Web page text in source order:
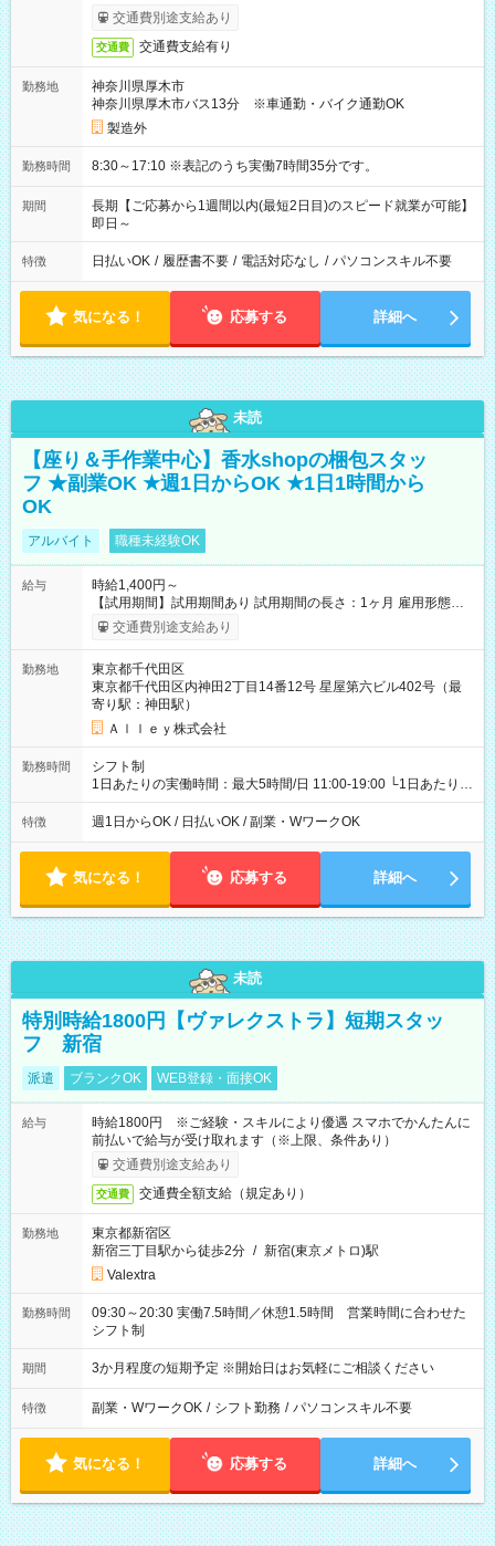
交通費別途支給あり
交通費 交通費支給有り
勤務地
神奈川県厚木市
神奈川県厚木市バス13分 ※車通勤・バイク通勤OK
製造外
勤務時間 8:30～17:10 ※表記のうち実働7時間35分です。
期間
長期【ご応募から1週間以内(最短2日目)のスピード就業が可能】
即日～
特徴 日払いOK / 履歴書不要 / 電話対応なし / パソコンスキル不要
気になる！ 応募する 詳細へ
未読
【座り＆手作業中心】香水shopの梱包スタッ
フ ★副業OK ★週1日からOK ★1日1時間から
OK
アルバイト 職種未経験OK
給与
時給1,400円～
【試用期間】試用期間あり 試用期間の長さ：1ヶ月 雇用形態、
給与は本採用時と同じです。
交通費別途支給あり
勤務地
東京都千代田区
東京都千代田区内神田2丁目14番12号 星屋第六ビル402号（最
寄り駅：神田駅）
Ａｌｌｅｙ株式会社
勤務時間
シフト制
1日あたりの実働時間：最大5時間/日 11:00-19:00 └1日あたりの
実働時間：1-5時間 └上記の時間帯内であれば、いつでも勤務可
能！ └平日・土曜日の中で、お好きな曜日でご勤務いただけま
18:00 などのように、自由な働き方が可能なお仕事です！
特徴 週1日からOK / 日払いOK / 副業・WワークOK
気になる！ 応募する 詳細へ
未読
特別時給1800円【ヴァレクストラ】短期スタッ
フ 新宿
派遣 ブランクOK WEB登録・面接OK
給与
時給1800円 ※ご経験・スキルにより優遇 スマホでかんたんに
前払いで給与が受け取れます（※上限、条件あり）
交通費別途支給あり
交通費 交通費全額支給（規定あり）
勤務地
東京都新宿区
新宿三丁目駅から徒歩2分 / 新宿(東京メトロ)駅
Valextra
勤務時間
09:30～20:30 実働7.5時間／休憩1.5時間 営業時間に合わせた
シフト制
期間 3か月程度の短期予定 ※開始日はお気軽にご相談ください
特徴 副業・WワークOK / シフト勤務 / パソコンスキル不要
気になる！ 応募する 詳細へ